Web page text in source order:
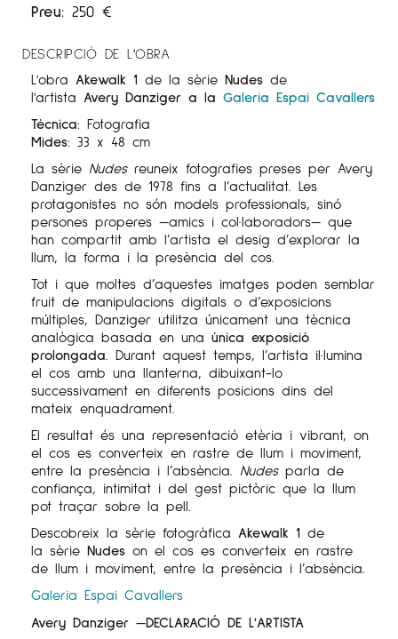
Preu: 250 €
DESCRIPCIÓ DE L'OBRA
L'obra Akewalk 1 de la sèrie Nudes de
l'artista Avery Danziger a la Galeria Espai Cavallers
Tècnica: Fotografia
Mides: 33 x 48 cm
La sèrie Nudesreuneix fotografies preses per Avery
Danziger des de 1978 fins a l’actualitat. Les
protagonistes no són models professionals, sinó
persones properes —amics i col·laboradors— que
han compartit amb l’artista el desig d’explorar la
llum, la forma i la presència del cos.
Tot i que moltes d’aquestes imatges poden semblar
fruit de manipulacions digitals o d’exposicions
múltiples, Danziger utilitza únicament una tècnica
analògica basada en una única exposició
prolongada. Durant aquest temps, l’artista il·lumina
el cos amb una llanterna, dibuixant-lo
successivament en diferents posicions dins del
mateix enquadrament.
El resultat és una representació etèria i vibrant, on
el cos es converteix en rastre de llum i moviment,
entre la presència i l’absència. Nudesparla de
confiança, intimitat i del gest pictòric que la llum
pot traçar sobre la pell.
Descobreix la sèrie fotogràfica Akewalk 1 de
la sèrie Nudes on el cos es converteix en rastre
de llum i moviment, entre la presència i l’absència.
Galeria Espai Cavallers
Avery Danziger —DECLARACIÓ DE L'ARTISTA